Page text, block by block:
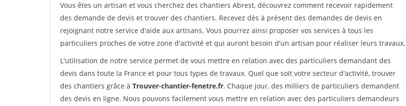
Vous êtes un artisan et vous cherchez des chantiers Abrest, découvrez comment recevoir rapidement
des demande de devis et trouver des chantiers. Recevez dès à présent des demandes de devis en
rejoignant notre service d'aide aux artisans. Vous pourrez ainsi proposer vos services à tous les
particuliers proches de votre zone d'activité et qui auront besoin d'un artisan pour réaliser leurs travaux.
L'utilisation de notre service permet de vous mettre en relation avec des particuliers demandant des
devis dans toute la France et pour tous types de travaux. Quel que soit votre secteur d'activité, trouver
des chantiers grâce à Trouver-chantier-fenetre.fr. Chaque jour, des milliers de particuliers demandent
des devis en ligne. Nous pouvons facilement vous mettre en relation avec des particuliers demandeurs